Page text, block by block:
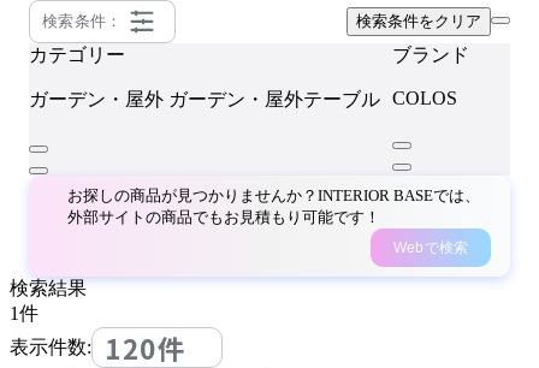
検索条件： 検索条件をクリア
カテゴリー
ガーデン・屋外 ガーデン・屋外テーブル
ブランド
COLOS
お探しの商品が見つかりませんか？INTERIOR BASEでは、
外部サイトの商品でもお見積もり可能です！
Webで検索
検索結果
1件
表示件数:
120件